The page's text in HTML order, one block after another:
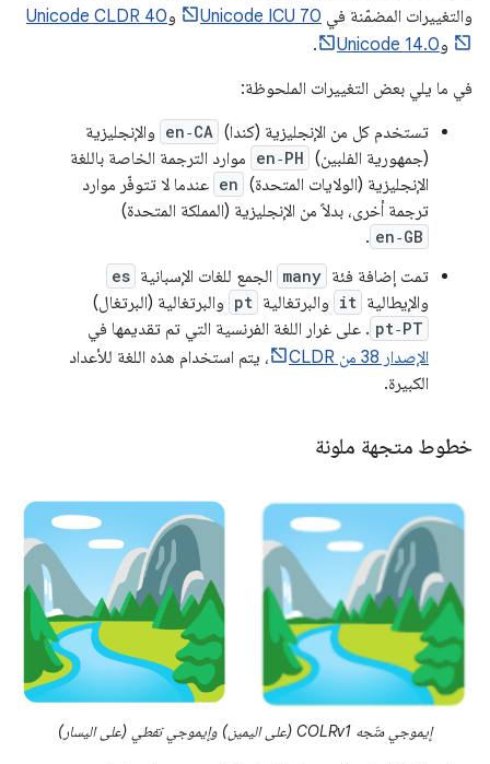
والتغييرات المضمّنة في Unicode ICU 70 وUnicode CLDR 40
وUnicode 14.0
.
في ما يلي بعض التغييرات الملحوظة:
تستخدم كل من الإنجليزية (كندا) en‑CA والإنجليزية
(جمهورية الفلبين) en‑PH موارد الترجمة الخاصة باللغة
الإنجليزية (الولايات المتحدة) en عندما لا تتوفّر موارد
ترجمة أخرى، بدلاً من الإنجليزية (المملكة المتحدة)
en‑GB
.
تمت إضافة فئة many الجمع للغات الإسبانية es
والإيطالية it والبرتغالية pt والبرتغالية (البرتغال)
pt‑PT . على غرار اللغة الفرنسية التي تم تقديمها في
الإصدار 38 من CLDR
، يتم استخدام هذه اللغة للأعداد
الكبيرة.
خطوط متجهة ملونة
إيموجي متّجه COLRv1 (على اليمين) وإيموجي نقطي (على اليسار)